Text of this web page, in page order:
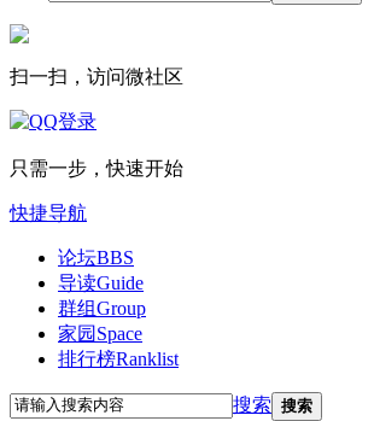
扫一扫，访问微社区
只需一步，快速开始
快捷导航
论坛BBS
导读Guide
群组Group
家园 Space
排行榜Ranklist
搜索 搜索